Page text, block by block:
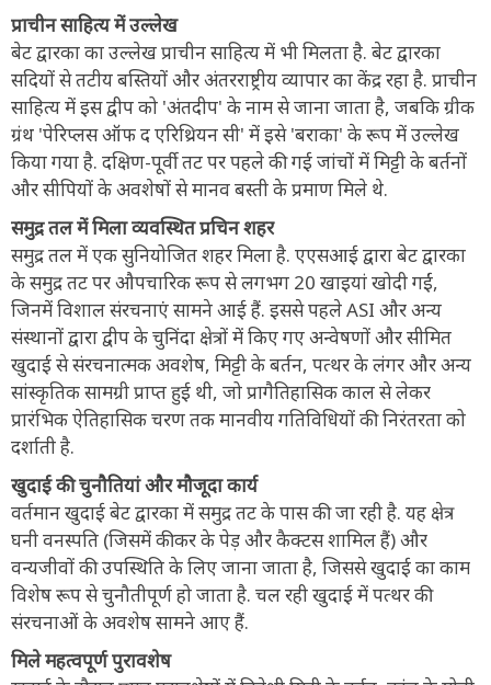
प्राचीन साहित्य में उल्लेख
बेट द्वारका का उल्लेख प्राचीन साहित्य में भी मिलता है. बेट द्वारका
सदियों से तटीय बस्तियों और अंतरराष्ट्रीय व्यापार का केंद्र रहा है. प्राचीन
साहित्य में इस द्वीप को 'अंतदीप' के नाम से जाना जाता है, जबकि ग्रीक
ग्रंथ 'पेरिप्लस ऑफ द एरिथ्रियन सी' में इसे 'बराका' के रूप में उल्लेख
किया गया है. दक्षिण-पूर्वी तट पर पहले की गई जांचों में मिट्टी के बर्तनों
और सीपियों के अवशेषों से मानव बस्ती के प्रमाण मिले थे.
समुद्र तल में मिला व्यवस्थित प्रचिन शहर
समुद्र तल में एक सुनियोजित शहर मिला है. एएसआई द्वारा बेट द्वारका
के समुद्र तट पर औपचारिक रूप से लगभग 20 खाइयां खोदी गईं,
जिनमें विशाल संरचनाएं सामने आई हैं. इससे पहले ASI और अन्य
संस्थानों द्वारा द्वीप के चुनिंदा क्षेत्रों में किए गए अन्वेषणों और सीमित
खुदाई से संरचनात्मक अवशेष, मिट्टी के बर्तन, पत्थर के लंगर और अन्य
सांस्कृतिक सामग्री प्राप्त हुई थी, जो प्रागैतिहासिक काल से लेकर
प्रारंभिक ऐतिहासिक चरण तक मानवीय गतिविधियों की निरंतरता को
दर्शाती है.
खुदाई की चुनौतियां और मौजूदा कार्य
वर्तमान खुदाई बेट द्वारका में समुद्र तट के पास की जा रही है. यह क्षेत्र
घनी वनस्पति (जिसमें कीकर के पेड़ और कैक्टस शामिल हैं) और
वन्यजीवों की उपस्थिति के लिए जाना जाता है, जिससे खुदाई का काम
विशेष रूप से चुनौतीपूर्ण हो जाता है. चल रही खुदाई में पत्थर की
संरचनाओं के अवशेष सामने आए हैं.
मिले महत्वपूर्ण पुरावशेष